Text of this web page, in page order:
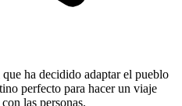
ha decidido adaptar el pueblo
perfecto para hacer un viaje
las personas.